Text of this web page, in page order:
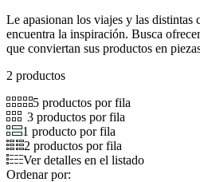
Le apasionan los viajes y las distintas
encuentra la inspiración. Busca
que conviertan sus productos en
2 productos
5 productos por fila
3 productos por fila
1 producto por fila
2 productos por fila
Ver detalles en el listado
Ordenar por: